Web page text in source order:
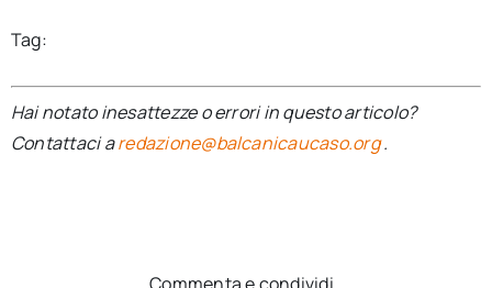
Tag:
Hai notato inesattezze o errori in questo articolo?
Contattaci aredazione@balcanicaucaso.org.